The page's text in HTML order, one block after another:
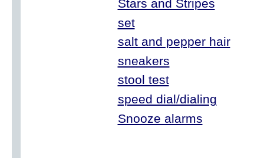
Stars and Stripes
set
salt and pepper hair
sneakers
stool test
speed dial/dialing
Snooze alarms